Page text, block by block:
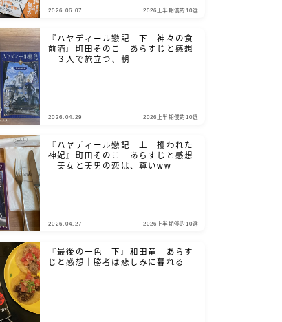
2026.06.07 2026上半期僕的10選
『ハヤディール戀記 下 神々の食
前酒』町田そのこ あらすじと感想
｜３人で旅立つ、朝
2026.04.29 2026上半期僕的10選
『ハヤディール戀記 上 攫われた
神妃』町田そのこ あらすじと感想
｜美女と美男の恋は、尊いww
2026.04.27 2026上半期僕的10選
『最後の一色 下』和田竜 あらす
じと感想｜勝者は悲しみに暮れる